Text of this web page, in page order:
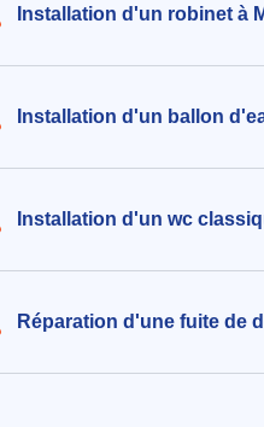
Installation d'un robinet à
Installation d'un ballon
Installation d'un wc
Réparation d'une fuite de